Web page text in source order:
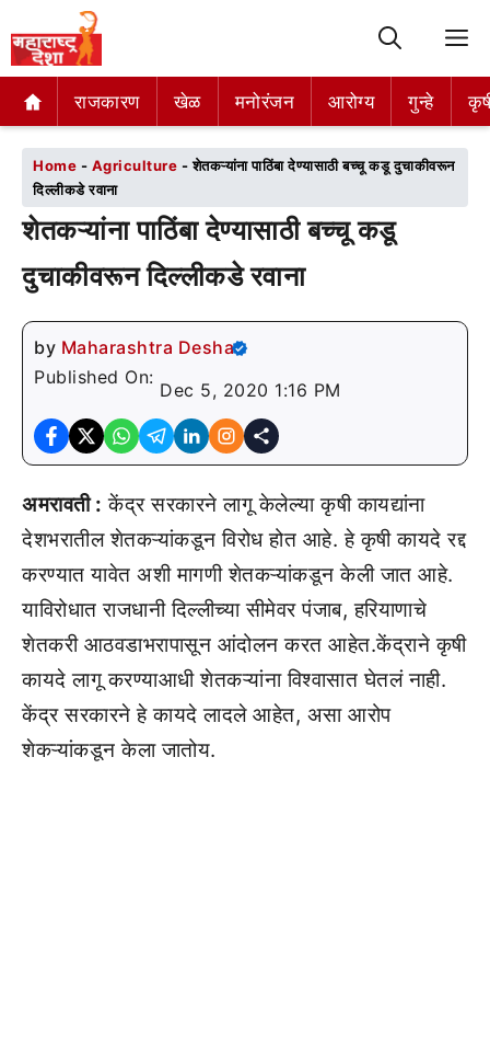
राजकारण खेळ मनोरंजन आरोग्य गुन्हे
राजकारण खेळ मनोरंजन आरोग्य गुन्हे
Home - Agriculture -शेतकऱ्यांना पाठिंबा देण्यासाठी बच्चू कडू दुचाकीवरून
दिल्लीकडे रवाना
शेतकऱ्यांना पाठिंबा देण्यासाठी बच्चू कडू
दुचाकीवरून दिल्लीकडे रवाना
by Maharashtra Desha
Published On:
Dec 5, 2020 1:16 PM
अमरावती : केंद्र सरकारने लागू केलेल्या कृषी कायद्यांना
देशभरातील शेतकऱ्यांकडून विरोध होत आहे. हे कृषी कायदे रद्द
करण्यात यावेत अशी मागणी शेतकऱ्यांकडून केली जात आहे.
याविरोधात राजधानी दिल्लीच्या सीमेवर पंजाब, हरियाणाचे
शेतकरी आठवडाभरापासून आंदोलन करत आहेत.केंद्राने कृषी
कायदे लागू करण्याआधी शेतकऱ्यांना विश्वासात घेतलं नाही.
केंद्र सरकारने हे कायदे लादले आहेत, असा आरोप
शेकऱ्यांकडून केला जातोय.